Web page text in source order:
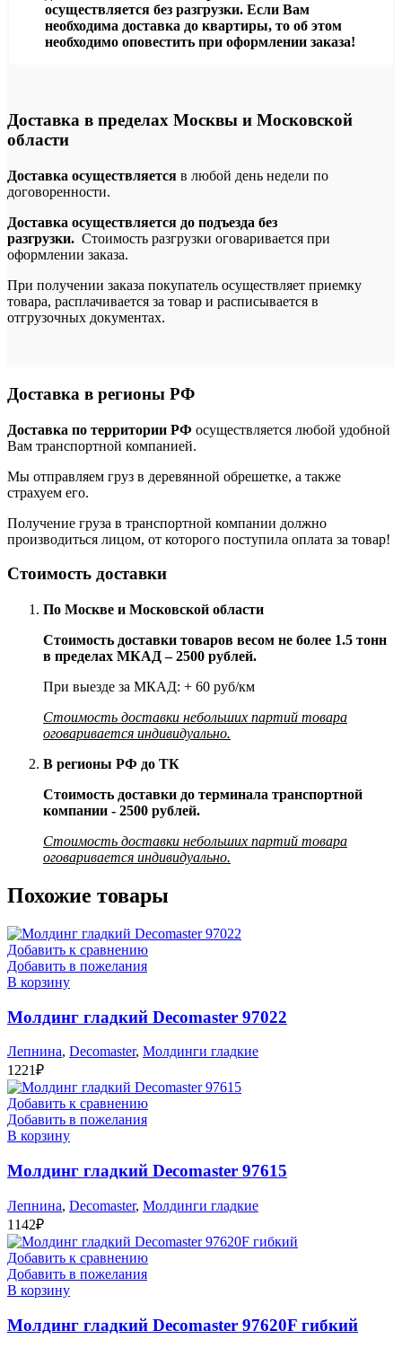
осуществляется без разгрузки. Если Вам
необходима доставка до квартиры, то об этом
необходимо оповестить при оформлении заказа!
Доставка в пределах Москвы и Московской
области
Доставка осуществляется в любой день недели по
договоренности.
Доставка осуществляется до подъезда без
разгрузки. Стоимость разгрузки оговаривается при
оформлении заказа.
При получении заказа покупатель осуществляет приемку
товара, расплачивается за товар и расписывается в
отгрузочных документах.
Доставка в регионы РФ
Доставка по территории РФ осуществляется любой удобной
Вам транспортной компанией.
Мы отправляем груз в деревянной обрешетке, а также
страхуем его.
Получение груза в транспортной компании должно
производиться лицом, от которого поступила оплата за товар!
Стоимость доставки
По Москве и Московской области
Стоимость доставки товаров весом не более 1.5 тонн
в пределах МКАД – 2500 рублей.
При выезде за МКАД: + 60 руб/км
Стоимость доставки небольших партий товара
оговаривается индивидуально.
В регионы РФ до ТК
Стоимость доставки до терминала транспортной
компании - 2500 рублей.
Стоимость доставки небольших партий товара
оговаривается индивидуально.
Похожие товары
Добавить к сравнению
Добавить в пожелания
В корзину
Молдинг гладкий Decomaster 97022
Лепнина, Decomaster, Молдинги гладкие
1221₽
Добавить к сравнению
Добавить в пожелания
В корзину
Молдинг гладкий Decomaster 97615
Лепнина, Decomaster, Молдинги гладкие
1142₽
Добавить к сравнению
Добавить в пожелания
В корзину
Молдинг гладкий Decomaster 97620F гибкий